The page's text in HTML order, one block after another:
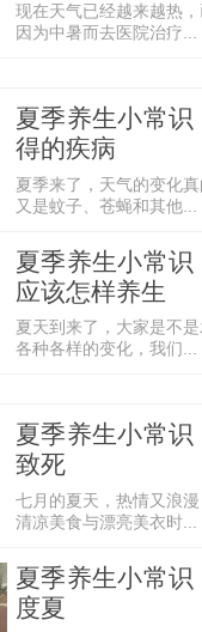
有清热解毒的功效，
季便秘者宜多吃。
、活血、消积。适
，胀满等症。每日午
苦性寒，老瓜逐渐
劳乏、清心明目，工
，进补应遵循“四季
、秋季润肺、冬季补
现在天气已经越来越热
因为中暑而去医院治疗...
夏季养生小常
得的疾病
夏季来了，天气的变化
又是蚊子、苍蝇和其他...
夏季养生小常识
应该怎样养生
夏天到来了，大家是不
各种各样的变化，我们...
夏季养生小常
致死
七月的夏天，热情又浪
清凉美食与漂亮美衣时...
夏季养生小常
度夏